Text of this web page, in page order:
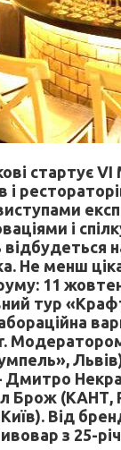
стартує
і
Не менш
11
тур
Брож (КАНТ,
Від
з 25-